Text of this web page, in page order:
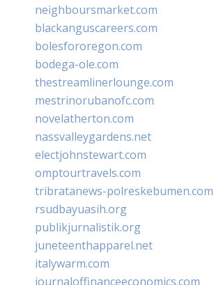
neighboursmarket.com
blackanguscareers.com
bolesfororegon.com
bodega-ole.com
thestreamlinerlounge.com
mestrinorubanofc.com
novelatherton.com
nassvalleygardens.net
electjohnstewart.com
omptourtravels.com
tribratanews-polreskebumen.com
rsudbayuasih.org
publikjurnalistik.org
juneteenthapparel.net
italywarm.com
journaloffinanceeconomics.com